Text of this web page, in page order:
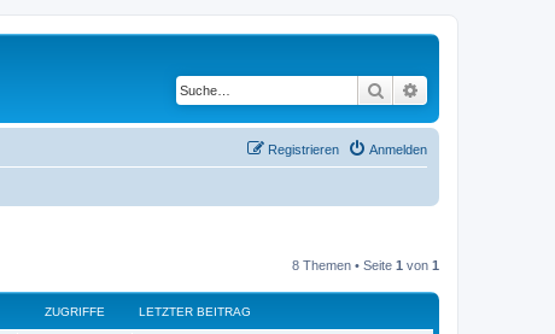
Suche
Anmelden
Registrieren
8 Themen • Seite 1 von 1
ZUGRIFFE LETZTER BEITRAG